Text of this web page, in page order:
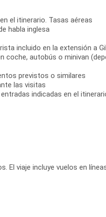
el itinerario. Tasas aéreas
habla inglesa
incluido en la extensión a
coche, autobús o minivan
previstos o similares
las visitas
indicadas en el
viaje incluye vuelos en